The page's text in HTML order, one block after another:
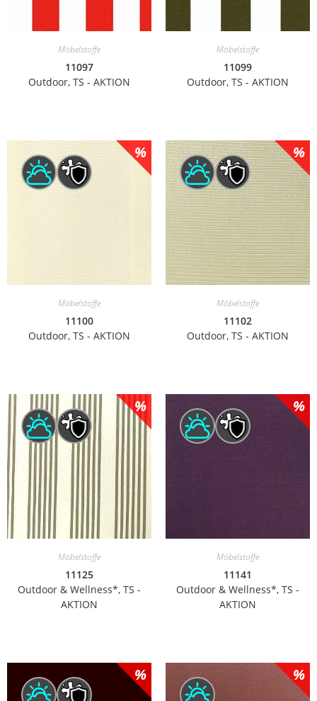
Möbelstoffe
11097
Outdoor, TS - AKTION
Möbelstoffe
11099
Outdoor, TS - AKTION
Möbelstoffe
11100
Outdoor, TS - AKTION
Möbelstoffe
11102
Outdoor, TS - AKTION
Möbelstoffe
11125
Outdoor & Wellness*, TS -
AKTION
Möbelstoffe
11141
Outdoor & Wellness*, TS -
AKTION